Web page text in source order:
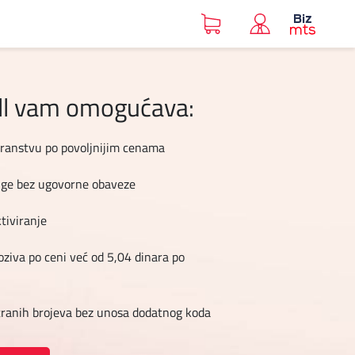
vam omogućava:
po povoljnijim cenama
bez ugovorne obaveze
po ceni već od 5,04 dinara po
brojeva bez unosa dodatnog koda